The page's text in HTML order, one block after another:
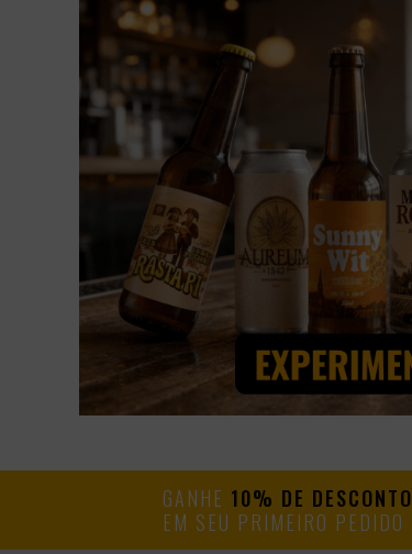
GANHE 10% DE DESCONTO
EM SEU PRIMEIRO PEDIDO